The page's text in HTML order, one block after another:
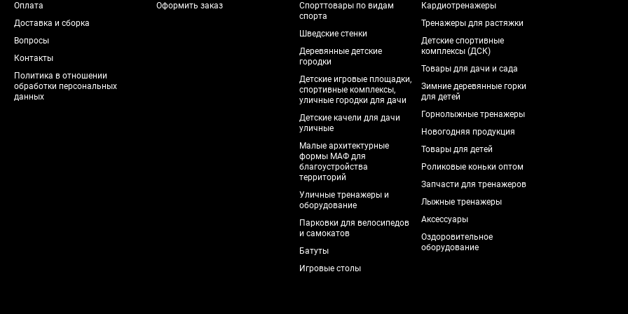
Оплата
Доставка и сборка
Вопросы
Контакты
Политика в отношении
обработки персональных
данных
Оформить заказ
Спорттовары по видам
спорта
Шведские стенки
Деревянные детские
городки
Детские игровые площадки,
спортивные комплексы,
уличные городки для дачи
Детские качели для дачи
уличные
Малые архитектурные
формы МАФ для
благоустройства
территорий
Уличные тренажеры и
оборудование
Парковки для велосипедов
и самокатов
Батуты
Игровые столы
Кардиотренажеры
Тренажеры для растяжки
Детские спортивные
комплексы (ДСК)
Товары для дачи и сада
Зимние деревянные горки
для детей
Горнолыжные тренажеры
Новогодняя продукция
Товары для детей
Роликовые коньки оптом
Запчасти для тренажеров
Лыжные тренажеры
Аксессуары
Оздоровительное
оборудование